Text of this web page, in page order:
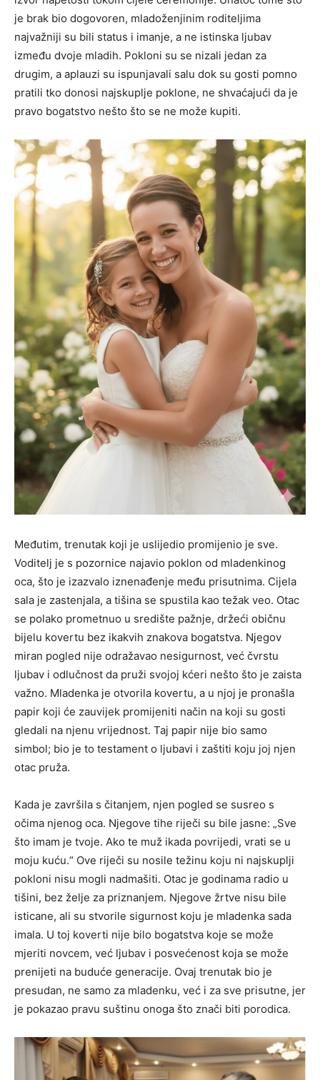
je brak bio dogovoren, mladoženjinim roditeljima
najvažniji su bili status i imanje, a ne istinska ljubav
između dvoje mladih. Pokloni su se nizali jedan za
drugim, a aplauzi su ispunjavali salu dok su gosti pomno
pratili tko donosi najskuplje poklone, ne shvaćajući da je
pravo bogatstvo nešto što se ne može kupiti.
Međutim, trenutak koji je uslijedio promijenio je sve.
Voditelj je s pozornice najavio poklon od mladenkinog
oca, što je izazvalo iznenađenje među prisutnima. Cijela
sala je zastenjala, a tišina se spustila kao težak veo. Otac
se polako prometnuo u središte pažnje, držeći običnu
bijelu kovertu bez ikakvih znakova bogatstva. Njegov
miran pogled nije odražavao nesigurnost, već čvrstu
ljubav i odlučnost da pruži svojoj kćeri nešto što je zaista
važno. Mladenka je otvorila kovertu, a u njoj je pronašla
papir koji će zauvijek promijeniti način na koji su gosti
gledali na njenu vrijednost. Taj papir nije bio samo
simbol; bio je to testament o ljubavi i zaštiti koju joj njen
otac pruža.
Kada je završila s čitanjem, njen pogled se susreo s
očima njenog oca. Njegove tihe riječi su bile jasne: „Sve
što imam je tvoje. Ako te muž ikada povrijedi, vrati se u
moju kuću.“ Ove riječi su nosile težinu koju ni najskuplji
pokloni nisu mogli nadmašiti. Otac je godinama radio u
tišini, bez želje za priznanjem. Njegove žrtve nisu bile
isticane, ali su stvorile sigurnost koju je mladenka sada
imala. U toj koverti nije bilo bogatstva koje se može
mjeriti novcem, već ljubav i posvećenost koja se može
prenijeti na buduće generacije. Ovaj trenutak bio je
presudan, ne samo za mladenku, već i za sve prisutne, jer
je pokazao pravu suštinu onoga što znači biti porodica.